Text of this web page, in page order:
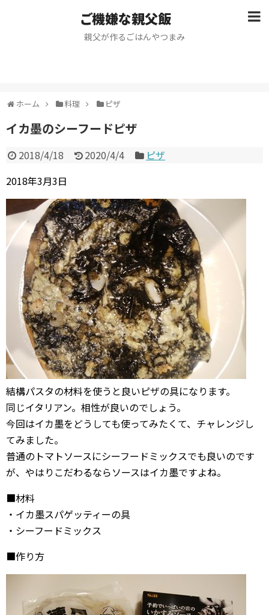
ご機嫌な親父飯
親父が作るごはんやつまみ
ホーム 料理 ピザ
イカ墨のシーフードピザ
2018/4/18 2020/4/4
ピザ
2018年3月3日
結構パスタの材料を使うと良いピザの具になります。
同じイタリアン。相性が良いのでしょう。
今回はイカ墨をどうしても使ってみたくて、チャレンジし
てみました。
普通のトマトソースにシーフードミックスでも良いのです
が、やはりこだわるならソースはイカ墨ですよね。
■材料
・イカ墨スパゲッティーの具
・シーフードミックス
■作り方